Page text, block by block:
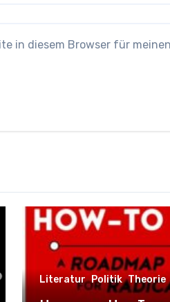
in diesem Browser für
Literatur Politik Theorie